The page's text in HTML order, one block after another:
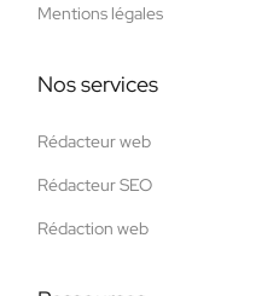
Mentions légales
Nos services
Rédacteur web
Rédacteur SEO
Rédaction web